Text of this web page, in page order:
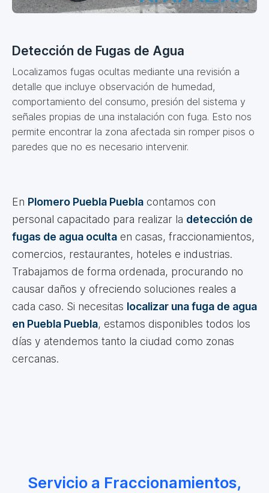
Detección de Fugas de Agua
Localizamos fugas ocultas mediante una revisión a
detalle que incluye observación de humedad,
comportamiento del consumo, presión del sistema y
señales propias de una instalación con fuga. Esto nos
permite encontrar la zona afectada sin romper pisos o
paredes que no es necesario intervenir.
En Plomero Puebla Puebla contamos con
personal capacitado para realizar la detección de
fugas de agua oculta en casas, fraccionamientos,
comercios, restaurantes, hoteles e industrias.
Trabajamos de forma ordenada, procurando no
causar daños y ofreciendo soluciones reales a
cada caso. Si necesitas localizar una fuga de agua
en Puebla Puebla, estamos disponibles todos los
días y atendemos tanto la ciudad como zonas
cercanas.
Servicio a Fraccionamientos,